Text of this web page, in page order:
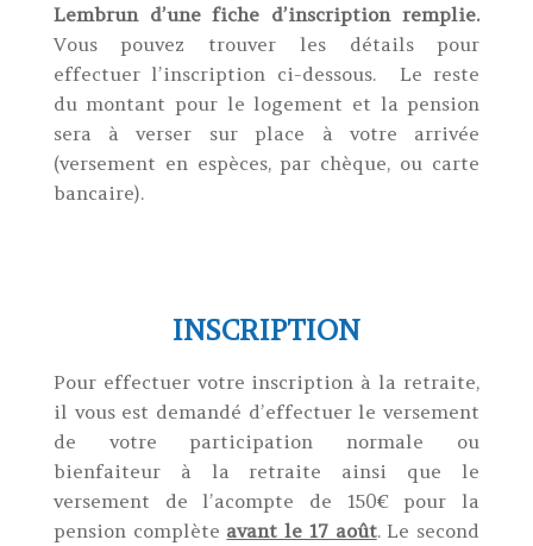
Lembrun d’une fiche d’inscription remplie.
Vous pouvez trouver les détails pour
effectuer l’inscription ci-dessous. Le reste
du montant pour le logement et la pension
sera à verser sur place à votre arrivée
(versement en espèces, par chèque, ou carte
bancaire).
INSCRIPTION
Pour effectuer votre inscription à la retraite,
il vous est demandé d’effectuer le versement
de votre participation normale ou
bienfaiteur à la retraite ainsi que le
versement de l’acompte de 150€ pour la
pension complète avant le 17 août. Le second